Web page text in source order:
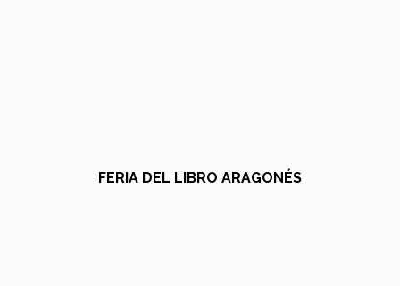
FERIA DEL LIBRO ARAGONÉS